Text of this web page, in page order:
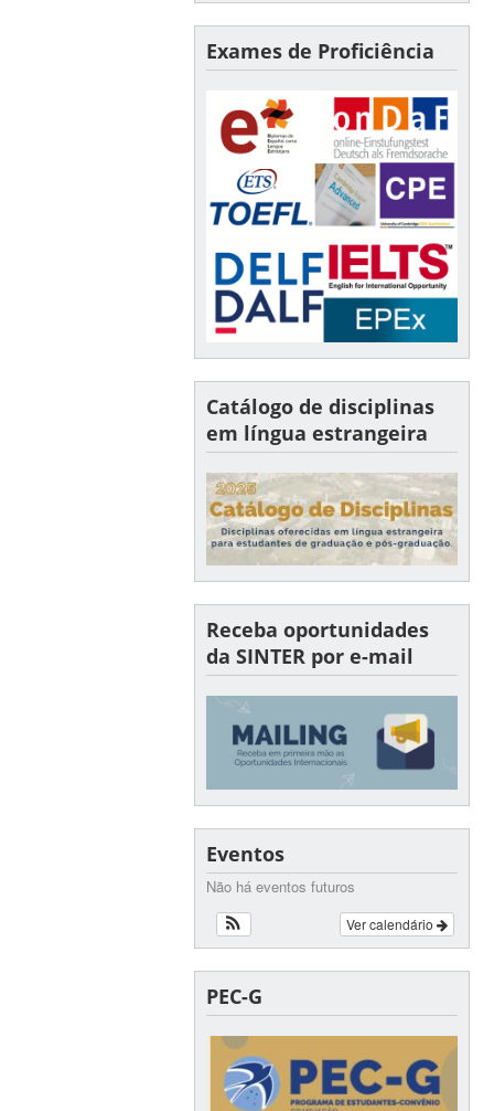
Exames de Proficiência
Catálogo de disciplinas
em língua estrangeira
Receba oportunidades
da SINTER por e-mail
Eventos
Não há eventos futuros
Ver calendário
PEC-G